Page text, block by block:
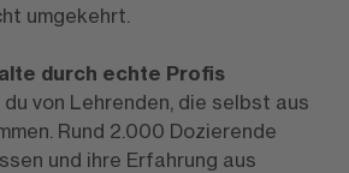
umgekehrt.
durch echte Profis
von Lehrenden, die selbst aus
Rund 2.000 Dozierende
und ihre Erfahrung aus